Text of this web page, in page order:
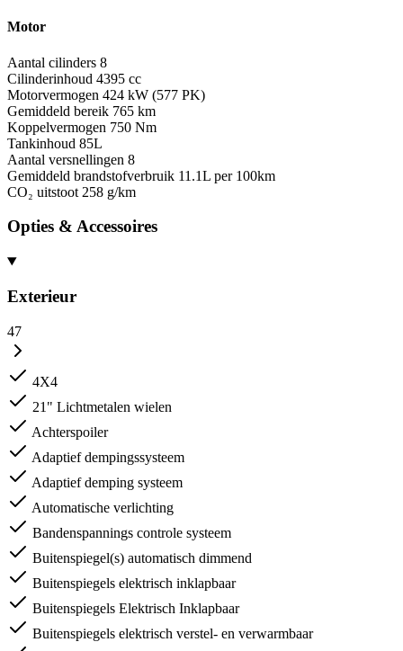
Motor
Aantal cilinders 8
Cilinderinhoud 4395 cc
Motorvermogen 424 kW (577 PK)
Gemiddeld bereik 765 km
Koppelvermogen 750 Nm
Tankinhoud 85L
Aantal versnellingen 8
Gemiddeld brandstofverbruik 11.1L per 100km
CO₂ uitstoot 258 g/km
Opties & Accessoires
Exterieur
47
4X4
21" Lichtmetalen wielen
Achterspoiler
Adaptief dempingssysteem
Adaptief demping systeem
Automatische verlichting
Bandenspannings controle systeem
Buitenspiegel(s) automatisch dimmend
Buitenspiegels elektrisch inklapbaar
Buitenspiegels Elektrisch Inklapbaar
Buitenspiegels elektrisch verstel- en verwarmbaar